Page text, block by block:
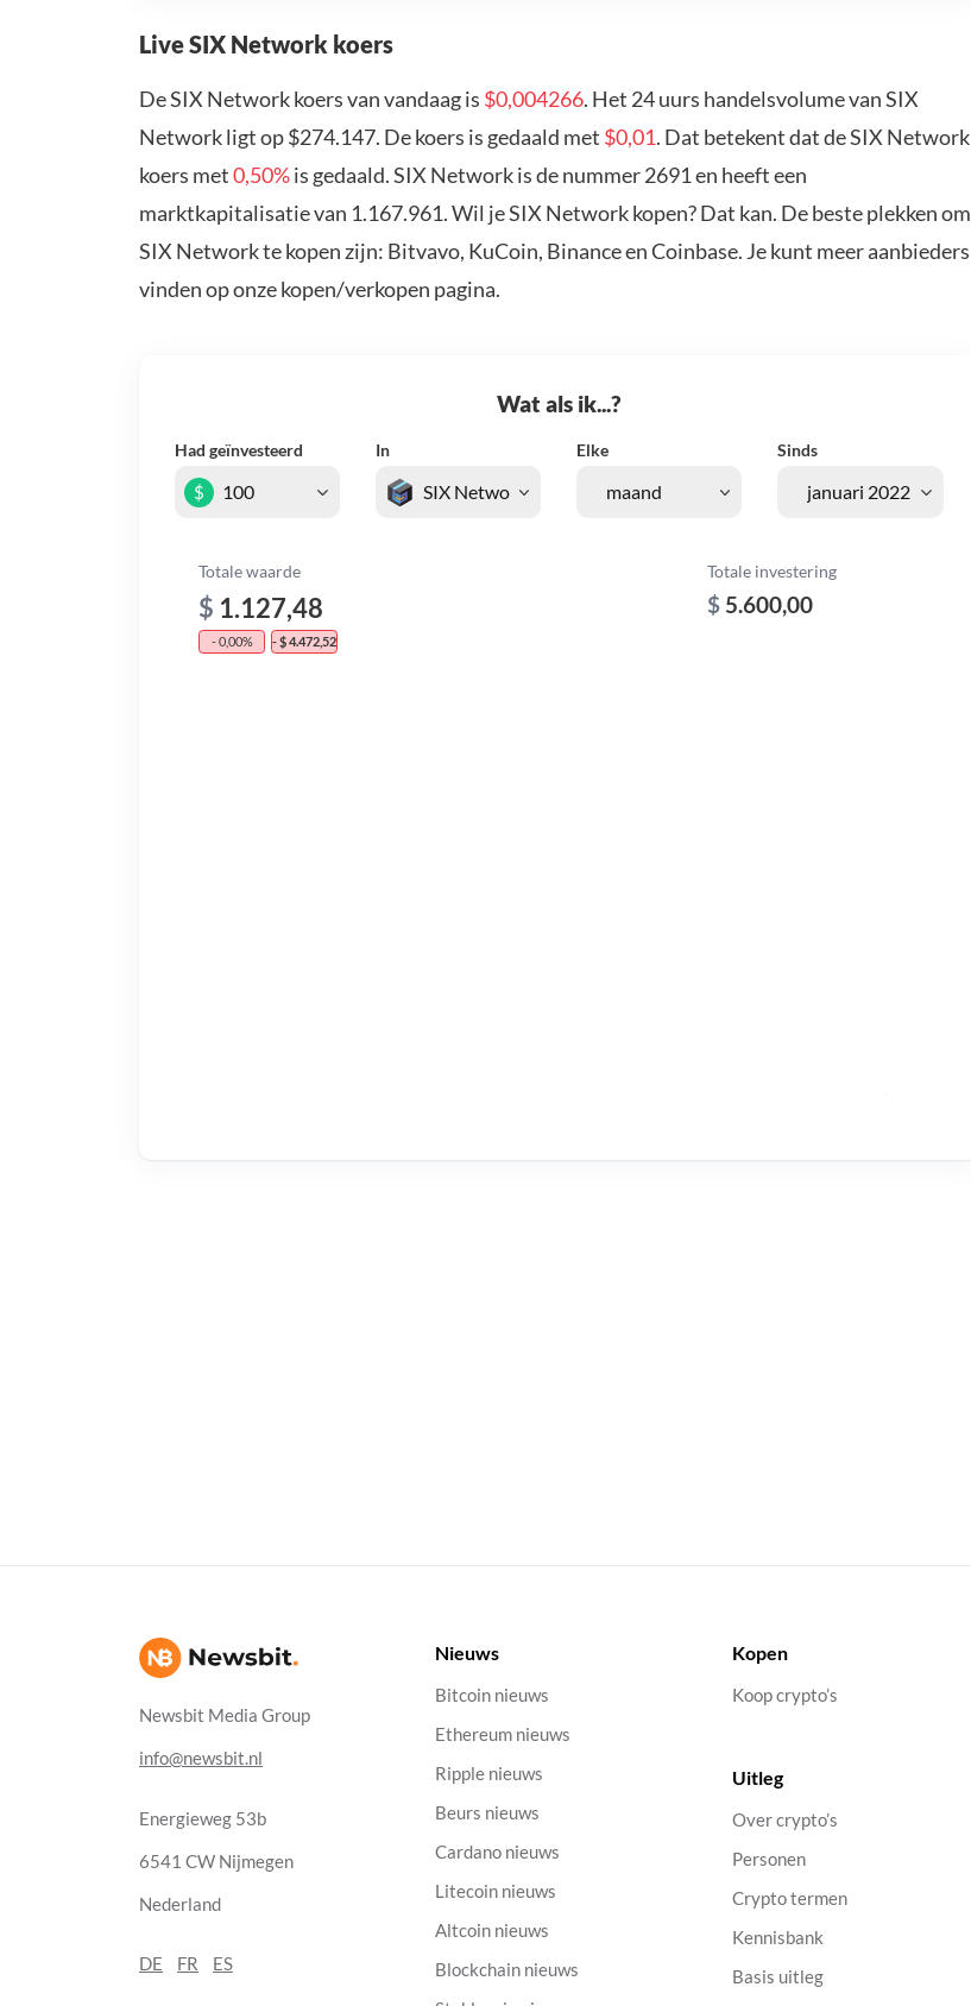
Live SIX Network koers
De SIX Network koers van vandaag is $0,004266. Het 24 uurs handelsvolume van SIX
Network ligt op $274.147. De koers is gedaald met $0,01. Dat betekent dat de SIX Network
koers met0,50%is gedaald. SIX Network is de nummer 2691 en heeft een
marktkapitalisatie van 1.167.961. Wil je SIX Network kopen? Dat kan. De beste plekken om
SIX Network te kopen zijn: Bitvavo, KuCoin, Binance en Coinbase. Je kunt meer aanbieders
vinden op onze kopen/verkopen pagina.
Wat als ik...?
Had geïnvesteerd In Elke Sinds
$
Totale waarde
$ 1.127,48
- 0,00% - $ 4.472,52
Totale investering
$ 5.600,00
Newsbit Media Group
info@newsbit.nl
Energieweg 53b
6541 CW Nijmegen
Nederland
DE FR ES
Nieuws
Bitcoin nieuws
Ethereum nieuws
Ripple nieuws
Beurs nieuws
Cardano nieuws
Litecoin nieuws
Altcoin nieuws
Blockchain nieuws
Kopen
Koop crypto’s
Uitleg
Over crypto’s
Personen
Crypto termen
Kennisbank
Basis uitleg